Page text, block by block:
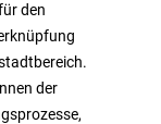
den
der